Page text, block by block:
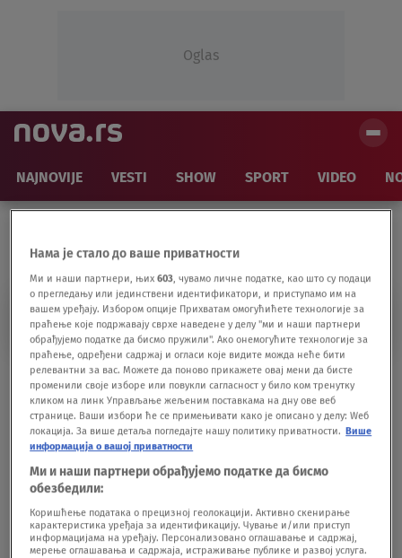
Oglas
NAJNOVIJE VESTI SHOW SPORT VIDEO
ORDEN SVETOG SAVE
Piše Željko Ivanović: Orden za Milorada
(Vučelića)
POLITIKA12.10.21.
Otkrivamo: Šta stoji iza odluke da SPC
dodeli orden Vučeliću
POLITIKA09.10.21.
Нама је стало до ваше приватности
Ми и наши партнери, њих603, чувамо личне податке, као што су подаци
о прегледању или јединствени идентификатори, и приступамо им на
вашем уређају. Избором опције Прихватам омогућићете технологије за
праћење које подржавају сврхе наведене у делу "ми и наши партнери
обрађујемо податке да бисмо пружили". Ако онемогућите технологије за
праћење, одређени садржај и огласи које видите можда неће бити
релевантни за вас. Можете да поново прикажете овај мени да бисте
променили своје изборе или повукли сагласност у било ком тренутку
кликом на линк Управљање жељеним поставкама на дну ове веб
странице. Ваши избори ће се примењивати како је описано у делу: Wеб
локација. За више детаља погледајте нашу политику приватности. Више
информација о вашој приватности
Ми и наши партнери обрађујемо податке да бисмо
обезбедили:
Коришћење података о прецизној геолокацији. Активно скенирање
карактеристика уређаја за идентификацију. Чување и/или приступ
информацијама на уређају. Персонализовано оглашавање и садржај,
мерење оглашавања и садржаја, истраживање публике и развој услуга.